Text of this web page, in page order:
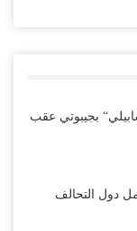
بجيبوتي عقب
دول التحالف